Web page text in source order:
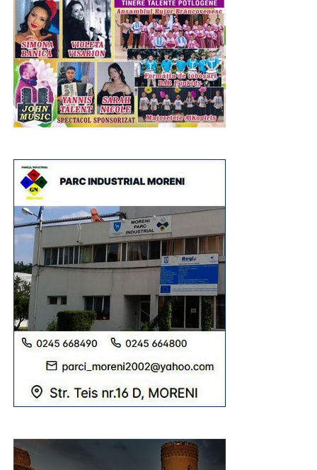
Entuziasmul, curiozitatea și implicarea copiilor au
transformat fiecare atelier într-o experiență educativă și
recreativă, demonstrând că muzeul poate fi un spațiu al
descoperirii, al creativității și al învățării prin practică.
Programul „Vacanță la muzeu” continuă în zilele
următoare cu noi activități dedicate istoriei și
pe înțelesul tuturor” și „Hai la târg! – Târgul Moșilor de la
Târgoviște”, oferind copiilor noi oportunități de a învăța
prin joc și experiențe directe.
Urmărește Incomod Media și pe Google News
RECLAMA